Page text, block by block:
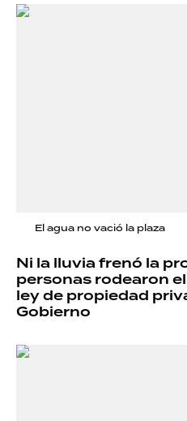
El agua no vació la plaza
Ni la lluvia frenó la
personas rodearon
ley de propiedad
Gobierno